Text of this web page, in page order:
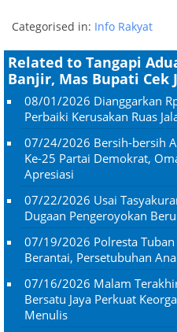
Categorised in: Info Rakyat
Related to Tangapi
Banjir, Mas Bupati Cek
08/01/2026 Dianggarkan
Perbaiki Kerusakan Ruas
07/24/2026 Bersih-bersih
Ke-25 Partai Demokrat,
Apresiasi
07/22/2026 Usai
Dugaan Pengeroyokan
07/19/2026 Polresta
Berantai, Persetubuhan
07/16/2026 Malam
Bersatu Jaya Perkuat
Menulis